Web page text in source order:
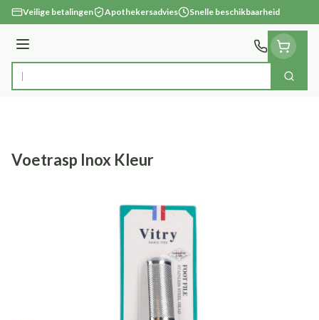
Ga naar de inhoud
Veilige betalingen Apothekersadvies Snelle beschikbaarheid
Menu
Product, merk, categorie... Zoek
Voetrasp Inox Kleur